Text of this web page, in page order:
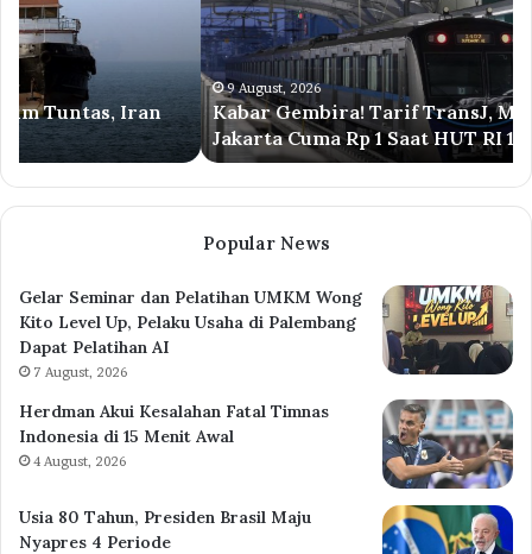
MRT,
dan
LRT
Jakarta
Cuma
Rp
1
Saat
HUT
9 August, 2026
Kabar Gembira! Tarif TransJ, MRT, dan LRT
Jakarta Cuma Rp 1 Saat HUT RI 17 Agustus
ke
Popular News
Gelar Seminar dan Pelatihan UMKM Wong
Kito Level Up, Pelaku Usaha di Palembang
Dapat Pelatihan AI
7 August, 2026
Herdman Akui Kesalahan Fatal Timnas
Indonesia di 15 Menit Awal
4 August, 2026
Usia 80 Tahun, Presiden Brasil Maju
Nyapres 4 Periode